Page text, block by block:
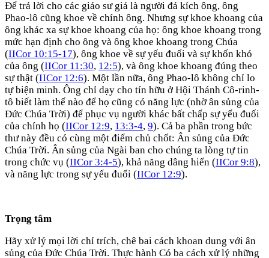
Để trả lời cho các giáo sư giả là người đả kích ông, ông
Phao-lô cũng khoe về chính ông. Nhưng sự khoe khoang của
ông khác xa sự khoe khoang của họ: ông khoe khoang trong
mức hạn định cho ông và ông khoe khoang trong Chúa
(IICor 10:15-17), ông khoe về sự yếu đuối và sự khốn khó
của ông (IICor 11:30, 12:5), và ông khoe khoang đúng theo
sự thật (IICor 12:6). Một lần nữa, ông Phao-lô không chỉ lo
tự biện minh. Ông chỉ dạy cho tín hữu ở Hội Thánh Cô-rinh-
tô biết làm thế nào để họ cũng có năng lực (nhờ ân sủng của
Đức Chúa Trời) để phục vụ người khác bất chấp sự yếu đuối
của chính họ (IICor 12:9, 13:3-4, 9). Cả ba phần trong bức
thư này đều có cùng một điểm chủ chốt: Ân sủng của Đức
Chúa Trời. Ân sủng của Ngài ban cho chúng ta lòng tự tin
trong chức vụ (IICor 3:4-5), khả năng dâng hiến (IICor 9:8),
và năng lực trong sự yếu đuối (IICor 12:9).
Trọng tâm
Hãy xử lý mọi lời chỉ trích, chê bai cách khoan dung với ân
sủng của Đức Chúa Trời. Thực hành Có ba cách xử lý những